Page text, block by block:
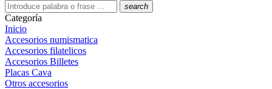
search
Categoría
Inicio
Accesorios numismatica
Accesorios filatelicos
Accesorios Billetes
Placas Cava
Otros accesorios